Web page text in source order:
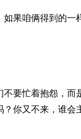
果咱俩得到的一
要忙着抱怨，
你又不来，谁会